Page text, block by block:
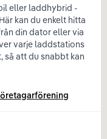
eller laddhybrid -
kan du enkelt hitta
din dator eller via
varje laddstations
att du snabbt kan